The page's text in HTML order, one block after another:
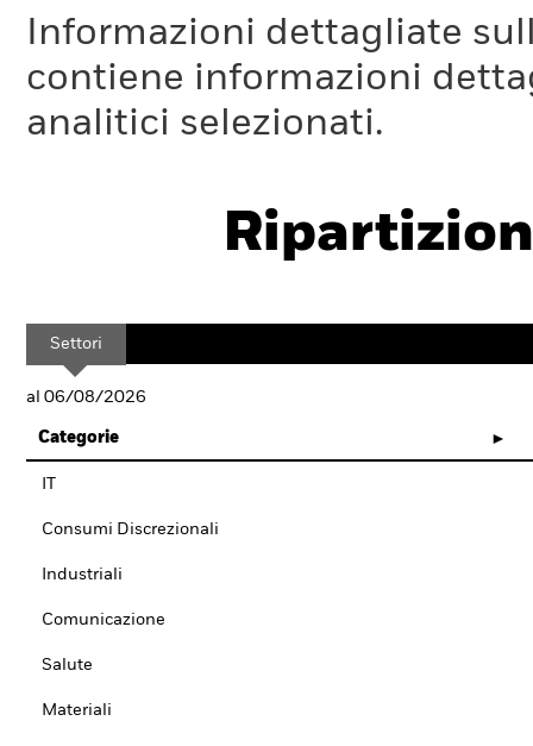
Informazioni dettagliate
contiene informazioni
analitici selezionati.
Settori
al 06/08/2026
Categorie
Consumi Discrezionali
Industriali
Comunicazione
Salute
Materiali